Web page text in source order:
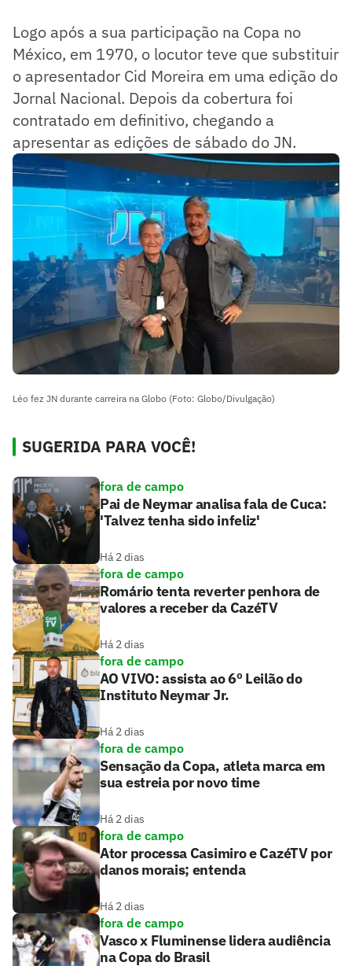
Logo após a sua participação na Copa no
México, em 1970, o locutor teve que substituir
o apresentador Cid Moreira em uma edição do
Jornal Nacional. Depois da cobertura foi
contratado em definitivo, chegando a
apresentar as edições de sábado do JN.
Léo fez JN durante carreira na Globo (Foto: Globo/Divulgação)
SUGERIDA PARA VOCÊ!
fora de campo
Pai de Neymar analisa fala de Cuca:
'Talvez tenha sido infeliz'
Há 2 dias
fora de campo
Romário tenta reverter penhora de
valores a receber da CazéTV
Há 2 dias
fora de campo
AO VIVO: assista ao 6º Leilão do
Instituto Neymar Jr.
Há 2 dias
fora de campo
Sensação da Copa, atleta marca em
sua estreia por novo time
Há 2 dias
fora de campo
Ator processa Casimiro e CazéTV por
danos morais; entenda
Há 2 dias
fora de campo
Vasco x Fluminense lidera audiência
na Copa do Brasil